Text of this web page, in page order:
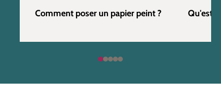
Comment poser un papier peint ? Qu'est